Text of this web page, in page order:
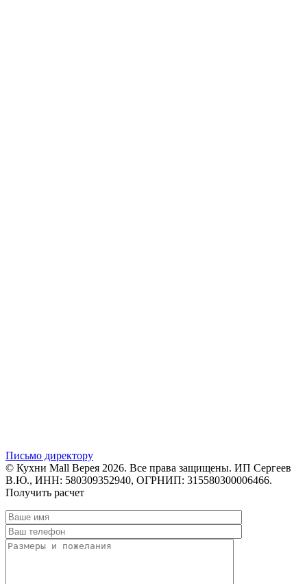
Письмо директору
© Кухни Mall Верея 2026. Все права защищены. ИП Сергеев
В.Ю., ИНН: 580309352940, ОГРНИП: 315580300006466.
Получить расчет